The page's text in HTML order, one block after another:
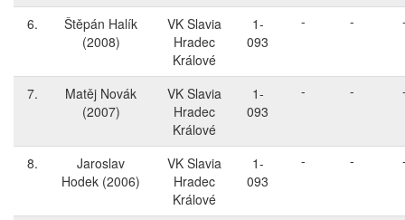
6.
Štěpán Halík
(2008)
VK Slavia
Hradec
Králové
1-
093
- -
7.
Matěj Novák
(2007)
VK Slavia
Hradec
Králové
1-
093
- -
8.
Jaroslav
Hodek (2006)
VK Slavia
Hradec
Králové
1-
093
- -